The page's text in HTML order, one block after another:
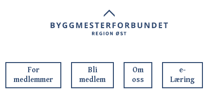
For
medlemmer
Bli
medlem
Om
oss
e-
Læring